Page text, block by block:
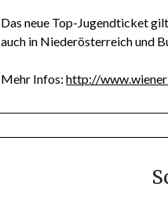
Das neue Top-Jugendticket
auch in Niederösterreich und
Mehr Infos:http://